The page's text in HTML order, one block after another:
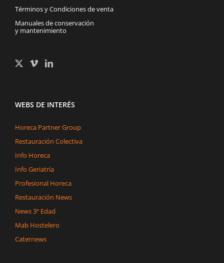
Términos y Condiciones de venta
Manuales de conservación
y mantenimiento
WEBS DE INTERÉS
Horeca Partner Group
Restauración Colectiva
Info Horeca
Info Geriatría
Profesional Horeca
Restauración News
News 3ª Edad
Mab Hostelero
Caternews